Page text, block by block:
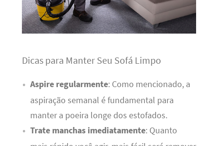
Dicas para Manter Seu Sofá Limpo
Aspire regularmente: Como mencionado, a
aspiração semanal é fundamental para
manter a poeira longe dos estofados.
Trate manchas imediatamente: Quanto